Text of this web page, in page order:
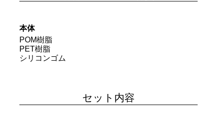
本体
POM樹脂
PET樹脂
シリコンゴム
セット内容